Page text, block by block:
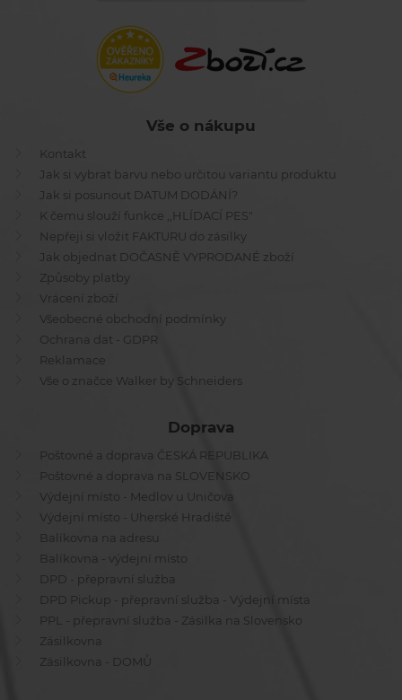
Vše o nákupu
Kontakt
Jak si vybrat barvu nebo určitou variantu produktu
Jak si posunout DATUM DODÁNÍ?
K čemu slouží funkce ,,HLÍDACÍ PES"
Nepřeji si vložit FAKTURU do zásilky
Jak objednat DOČASNĚ VYPRODANÉ zboží
Způsoby platby
Vrácení zboží
Všeobecné obchodní podmínky
Ochrana dat - GDPR
Reklamace
Vše o značce Walker by Schneiders
Doprava
Poštovné a doprava ČESKÁ REPUBLIKA
Poštovné a doprava na SLOVENSKO
Výdejní místo - Medlov u Uničova
Výdejní místo - Uherské Hradiště
Balíkovna na adresu
Balíkovna - výdejní místo
DPD - přepravní služba
DPD Pickup - přepravní služba - Výdejní místa
PPL - přepravní služba - Zásilka na Slovensko
Zásilkovna
Zásilkovna - DOMŮ